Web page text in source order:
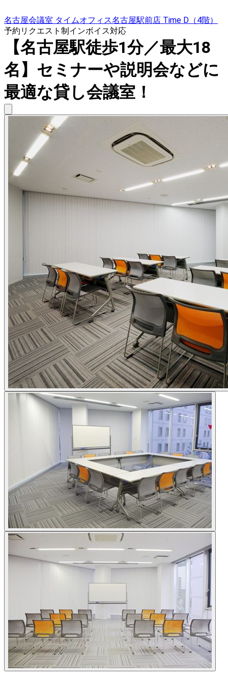
名古屋会議室 タイムオフィス名古屋駅前店 Time D（4階）
予約リクエスト制インボイス対応
【名古屋駅徒歩1分／最大18
名】セミナーや説明会などに
最適な貸し会議室！